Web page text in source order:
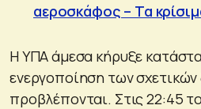
αεροσκάφος – Τα
Η ΥΠΑ άμεσα κήρυξε
ενεργοποίηση των
προβλέπονται. Στις 22:45